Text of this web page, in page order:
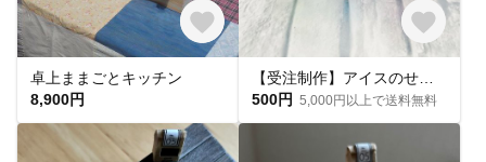
卓上ままごとキッチン
8,900円
500円 5,000円以上で送料無料